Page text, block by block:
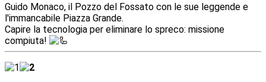
Guido Monaco, il Pozzo del Fossato con le sue leggende e
l'immancabile Piazza Grande.
Capire la tecnologia per eliminare lo spreco: missione
compiuta!